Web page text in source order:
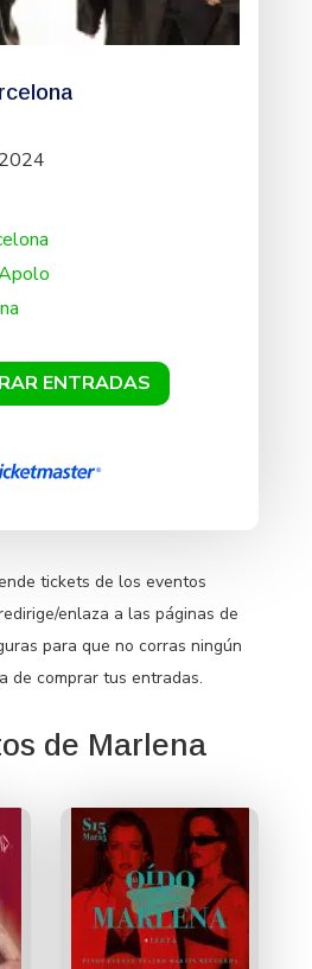
ENTRADAS
tickets de los eventos
enlaza a las páginas de
para que no corras ningún
de comprar tus entradas.
de Marlena